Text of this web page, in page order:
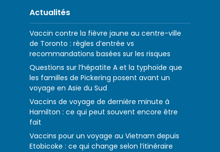
Actualités
Vaccin contre la fièvre jaune au centre-ville
de Toronto : règles d’entrée vs
recommandations basées sur les risques
Questions sur l’hépatite A et la typhoïde que
les familles de Pickering posent avant un
voyage en Asie du Sud
Vaccins de voyage de dernière minute à
Hamilton : ce qui peut souvent encore être
fait
Vaccins pour un voyage au Vietnam depuis
Etobicoke : ce qui change selon l’itinéraire